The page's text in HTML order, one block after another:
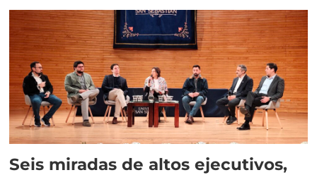
Seis miradas de altos ejecutivos,